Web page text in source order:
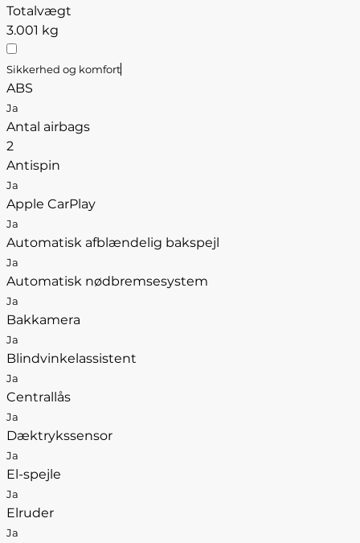
Totalvægt
3.001 kg
Sikkerhed og komfort
ABS
Ja
Antal airbags
2
Antispin
Ja
Apple CarPlay
Ja
Automatisk afblændelig bakspejl
Ja
Automatisk nødbremsesystem
Ja
Bakkamera
Ja
Blindvinkelassistent
Ja
Centrallås
Ja
Dæktrykssensor
Ja
El-spejle
Ja
Elruder
Ja